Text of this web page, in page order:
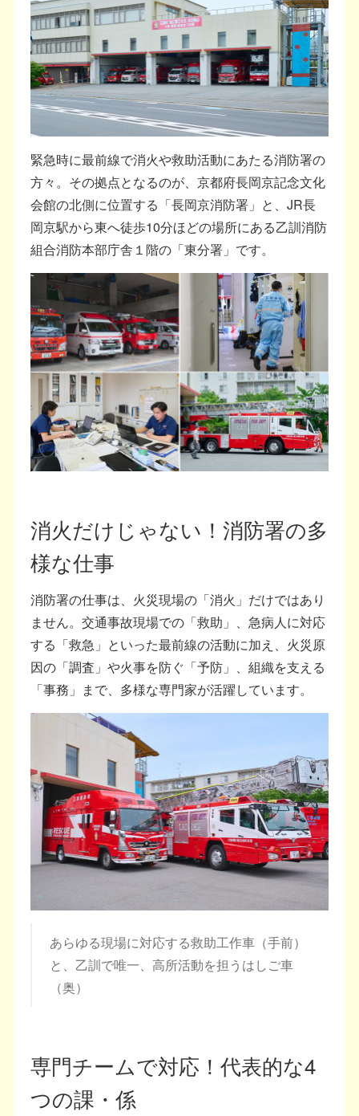
緊急時に最前線で消火や救助活動にあたる消防署の
方々。その拠点となるのが、京都府長岡京記念文化
会館の北側に位置する「長岡京消防署」と、JR長
岡京駅から東へ徒歩10分ほどの場所にある乙訓消防
組合消防本部庁舎１階の「東分署」です。
消火だけじゃない！消防署の多
様な仕事
消防署の仕事は、火災現場の「消火」だけではあり
ません。交通事故現場での「救助」、急病人に対応
する「救急」といった最前線の活動に加え、火災原
因の「調査」や火事を防ぐ「予防」、組織を支える
「事務」まで、多様な専門家が活躍しています。
あらゆる現場に対応する救助工作車（手前）
と、乙訓で唯一、高所活動を担うはしご車
（奥）
専門チームで対応！代表的な4
つの課・係